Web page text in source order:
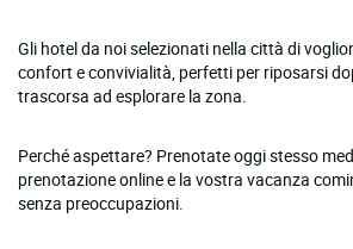
Gli hotel da noi selezionati nella città di
confort e convivialità, perfetti per riposarsi
trascorsa ad esplorare la zona.
Perché aspettare? Prenotate oggi stesso
prenotazione online e la vostra vacanza
senza preoccupazioni.